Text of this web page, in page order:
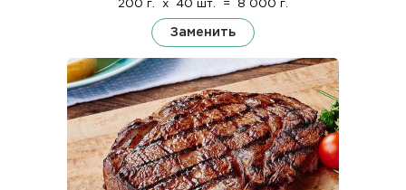
200 г. x 40 шт. = 8 000 г.
Заменить